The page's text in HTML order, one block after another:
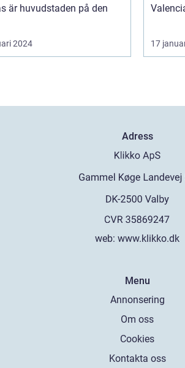
är huvudstaden på den
2024 17
Adress
web: www.klikko.dk
Menu
Annonsering
Om oss
Cookies
Kontakta oss